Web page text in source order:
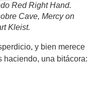
Red Right Hand.
Cave, Mercy on
Kleist.
y bien merece
haciendo, una bitácora: